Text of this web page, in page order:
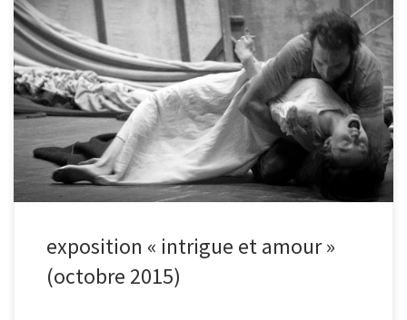
Le club a eu le plaisir de réaliser une séance de prise de vue de la
pièce « Intrigue et Amour» de Friedrich Schiller, mis en scène par
Yves Beaunesne et jouée au Théâtre 71 de Malakoff en Octobre
2015. Les photos ont été prises lors des répétitions de la troupe, y
compris répétitions de chant, à la Fabrique des Arts à Malakoff. Cet
exercice a été l’opportunité de saisir avec une grande sensibilité
le jeu des acteurs. La sélection des photos a produit une série
d’environ 50 photos. L’exposition a eu lieu du 5 au 16 octobre
2015 au Foyer bar […]
exposition « intrigue et amour »
(octobre 2015)